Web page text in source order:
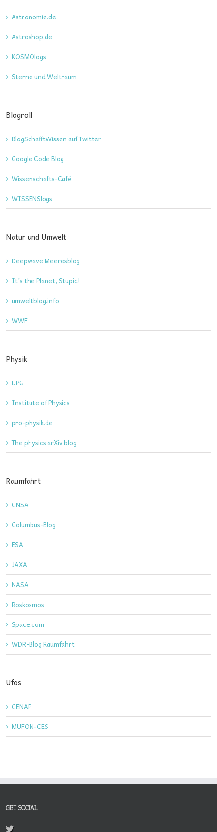
Astronomie.de
Astroshop.de
KOSMOlogs
Sterne und Weltraum
Blogroll
BlogSchafftWissen auf Twitter
Google Code Blog
Wissenschafts-Café
WISSENSlogs
Natur und Umwelt
Deepwave Meeresblog
It's the Planet, Stupid!
umweltblog.info
WWF
Physik
DPG
Institute of Physics
pro-physik.de
The physics arXiv blog
Raumfahrt
CNSA
Columbus-Blog
ESA
JAXA
NASA
Roskosmos
Space.com
WDR-Blog Raumfahrt
Ufos
CENAP
MUFON-CES
GET SOCIAL